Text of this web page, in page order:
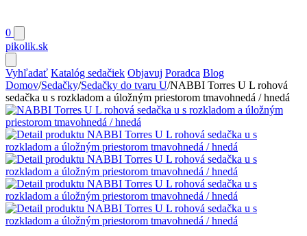
0
pikolik.sk
Vyhľadať Katalóg sedačiek Objavuj Poradca Blog
Domov/Sedačky/Sedačky do tvaru U/NABBI Torres U L rohová
sedačka u s rozkladom a úložným priestorom tmavohnedá / hnedá